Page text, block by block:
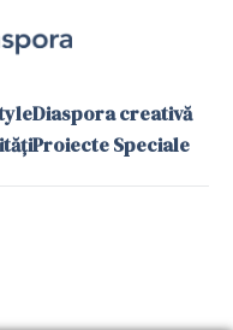
Diaspora creativă
Proiecte Speciale